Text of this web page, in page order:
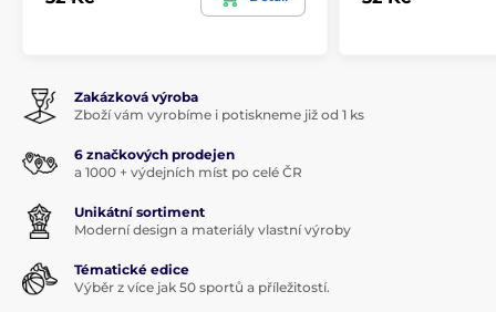
Zakázková výroba
Zboží vám vyrobíme i potiskneme již od 1 ks
6 značkových prodejen
a 1000 + výdejních míst po celé ČR
Unikátní sortiment
Moderní design a materiály vlastní výroby
Tématické edice
Výběr z více jak 50 sportů a příležitostí.